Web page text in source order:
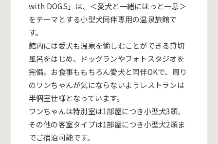
with DOGS」は、＜愛犬と一緒にほっと一息＞
をテーマとする小型犬同伴専用の温泉旅館で
す。
館内には愛犬も温泉を愉しむことができる貸切
風呂をはじめ、ドッグランやフォトスタジオを
完備。お食事ももちろん愛犬と同伴OKで、周り
のワンちゃんが気にならないようレストランは
半個室仕様となっています。
ワンちゃんは特別室は1部屋につき小型犬3頭、
その他の客室タイプは1部屋につき小型犬2頭ま
でご宿泊可能です。